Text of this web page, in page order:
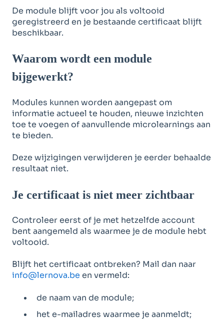
De module blijft voor jou als voltooid
geregistreerd en je bestaande certificaat blijft
beschikbaar.
Waarom wordt een module
bijgewerkt?
Modules kunnen worden aangepast om
informatie actueel te houden, nieuwe inzichten
toe te voegen of aanvullende microlearnings aan
te bieden.
Deze wijzigingen verwijderen je eerder behaalde
resultaat niet.
Je certificaat is niet meer zichtbaar
Controleer eerst of je met hetzelfde account
bent aangemeld als waarmee je de module hebt
voltooid.
Blijft het certificaat ontbreken? Mail dan naar
info@lernova.be en vermeld:
de naam van de module;
het e-mailadres waarmee je aanmeldt;